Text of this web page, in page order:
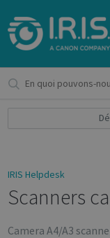
IRIS Helpdesk
Scanners
Camera A4/A3